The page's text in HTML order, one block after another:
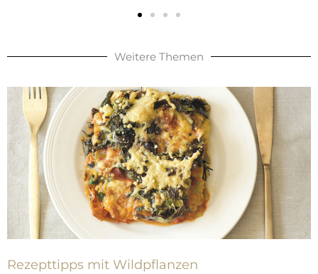
Weitere Themen
Rezepttipps mit Wildpflanzen